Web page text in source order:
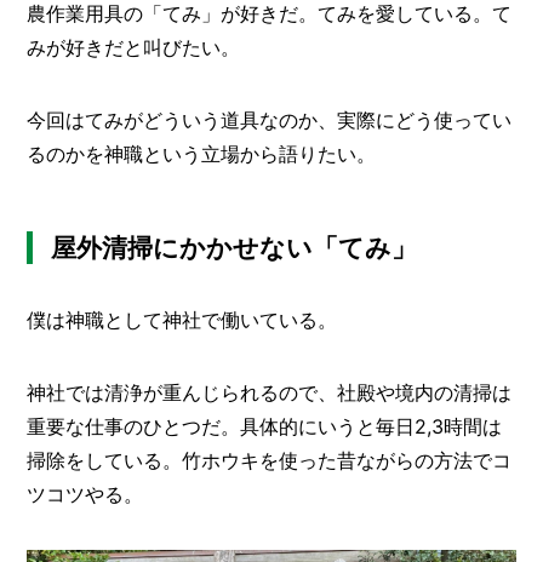
O
R
ー
ザ
ー /
T
M
ス
タ
ッ
フ
C
農作業用具の「てみ」が好きだ。てみを愛している。て
みが好きだと叫びたい。
今回はてみがどういう道具なのか、実際にどう使ってい
るのかを神職という立場から語りたい。
屋外清掃にかかせない「てみ」
僕は神職として神社で働いている。
神社では清浄が重んじられるので、社殿や境内の清掃は
重要な仕事のひとつだ。具体的にいうと毎日2,3時間は
掃除をしている。竹ホウキを使った昔ながらの方法でコ
ツコツやる。